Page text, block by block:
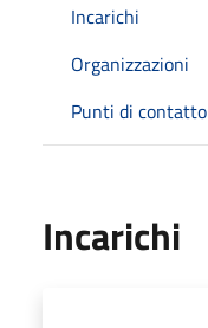
Incarichi
Organizzazioni
Punti di contatto
Incarichi